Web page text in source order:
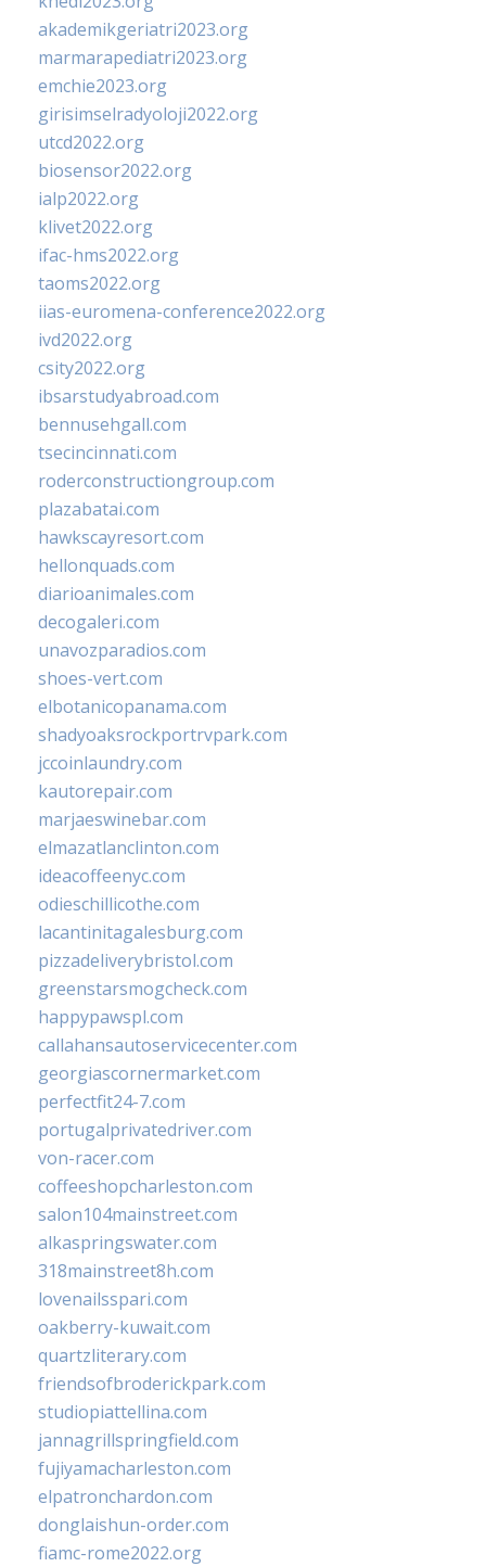
akademikgeriatri2023.org
marmarapediatri2023.org
emchie2023.org
girisimselradyoloji2022.org
utcd2022.org
biosensor2022.org
ialp2022.org
klivet2022.org
ifac-hms2022.org
taoms2022.org
iias-euromena-conference2022.org
ivd2022.org
csity2022.org
ibsarstudyabroad.com
bennusehgall.com
tsecincinnati.com
roderconstructiongroup.com
plazabatai.com
hawkscayresort.com
hellonquads.com
diarioanimales.com
decogaleri.com
unavozparadios.com
shoes-vert.com
elbotanicopanama.com
shadyoaksrockportrvpark.com
jccoinlaundry.com
kautorepair.com
marjaeswinebar.com
elmazatlanclinton.com
ideacoffeenyc.com
odieschillicothe.com
lacantinitagalesburg.com
pizzadeliverybristol.com
greenstarsmogcheck.com
happypawspl.com
callahansautoservicecenter.com
georgiascornermarket.com
perfectfit24-7.com
portugalprivatedriver.com
von-racer.com
coffeeshopcharleston.com
salon104mainstreet.com
alkaspringswater.com
318mainstreet8h.com
lovenailsspari.com
oakberry-kuwait.com
quartzliterary.com
friendsofbroderickpark.com
studiopiattellina.com
jannagrillspringfield.com
fujiyamacharleston.com
elpatronchardon.com
donglaishun-order.com
fiamc-rome2022.org